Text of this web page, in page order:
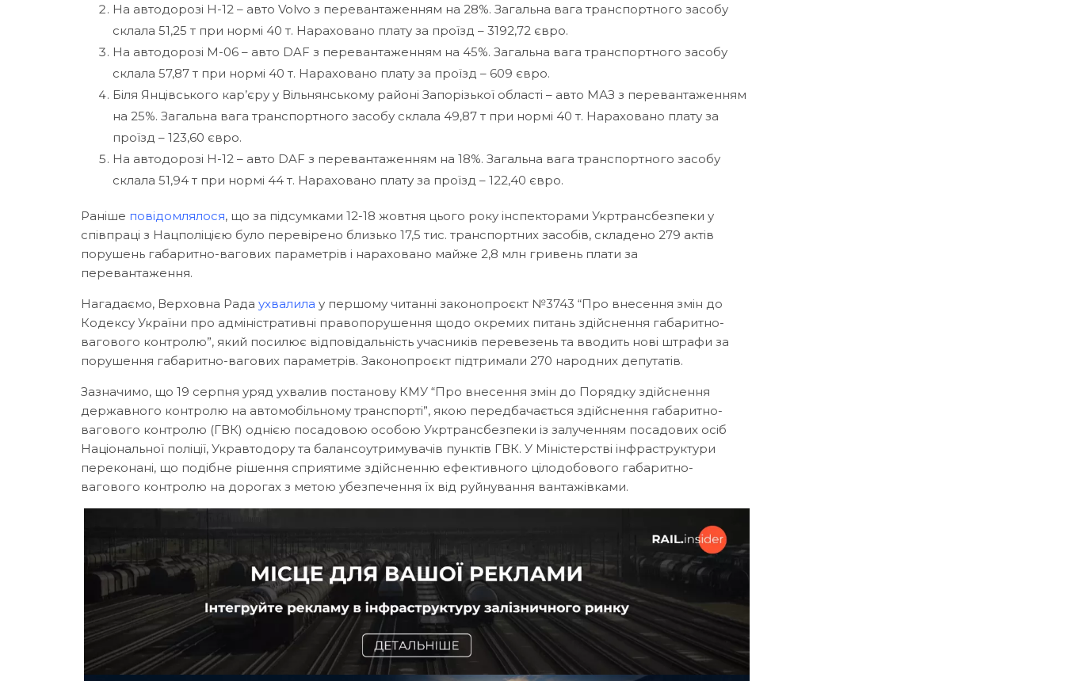
На автодорозі Н-12 – авто Volvo з перевантаженням на 28%. Загальна вага транспортного засобу
склала 51,25 т при нормі 40 т. Нараховано плату за проїзд – 3192,72 євро.
На автодорозі М-06 – авто DAF з перевантаженням на 45%. Загальна вага транспортного засобу
склала 57,87 т при нормі 40 т. Нараховано плату за проїзд – 609 євро.
Біля Янцівського кар’єру у Вільнянському районі Запорізької області – авто МАЗ з перевантаженням
на 25%. Загальна вага транспортного засобу склала 49,87 т при нормі 40 т. Нараховано плату за
проїзд – 123,60 євро.
На автодорозі Н-12 – авто DAF з перевантаженням на 18%. Загальна вага транспортного засобу
склала 51,94 т при нормі 44 т. Нараховано плату за проїзд – 122,40 євро.
Раніше повідомлялося, що за підсумками 12-18 жовтня цього року інспекторами Укртрансбезпеки у
співпраці з Нацполіцією було перевірено близько 17,5 тис. транспортних засобів, складено 279 актів
порушень габаритно-вагових параметрів і нараховано майже 2,8 млн гривень плати за
перевантаження.
Нагадаємо, Верховна Рада ухвалила у першому читанні законопроєкт №3743 “Про внесення змін до
Кодексу України про адміністративні правопорушення щодо окремих питань здійснення габаритно-
вагового контролю”, який посилює відповідальність учасників перевезень та вводить нові штрафи за
порушення габаритно-вагових параметрів. Законопроєкт підтримали 270 народних депутатів.
Зазначимо, що 19 серпня уряд ухвалив постанову КМУ “Про внесення змін до Порядку здійснення
державного контролю на автомобільному транспорті”, якою передбачається здійснення габаритно-
вагового контролю (ГВК) однією посадовою особою Укртрансбезпеки із залученням посадових осіб
Національної поліції, Укравтодору та балансоутримувачів пунктів ГВК. У Міністерстві інфраструктури
переконані, що подібне рішення сприятиме здійсненню ефективного цілодобового габаритно-
вагового контролю на дорогах з метою убезпечення їх від руйнування вантажівками.